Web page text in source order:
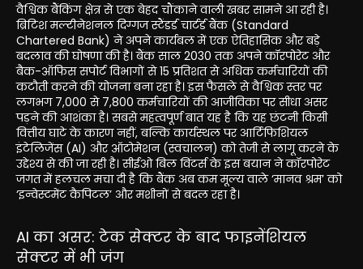
वैश्विक बैंकिंग क्षेत्र से एक बेहद चौंकाने वाली खबर सामने आ रही है।
ब्रिटिश मल्टीनेशनल दिग्गज स्टैंडर्ड चार्टर्ड बैंक (Standard
Chartered Bank) ने अपने कार्यबल में एक ऐतिहासिक और बड़े
बदलाव की घोषणा की है। बैंक साल 2030 तक अपने कॉरपोरेट और
बैक-ऑफिस सपोर्ट विभागों से 15 प्रतिशत से अधिक कर्मचारियों की
कटौती करने की योजना बना रहा है। इस फैसले से वैश्विक स्तर पर
लगभग 7,000 से 7,800 कर्मचारियों की आजीविका पर सीधा असर
पड़ने की आशंका है। सबसे महत्वपूर्ण बात यह है कि यह छंटनी किसी
वित्तीय घाटे के कारण नहीं, बल्कि कार्यस्थल पर आर्टिफिशियल
इंटेलिजेंस (AI) और ऑटोमेशन (स्वचालन) को तेजी से लागू करने के
उद्देश्य से की जा रही है। सीईओ बिल विंटर्स के इस बयान ने कॉरपोरेट
जगत में हलचल मचा दी है कि बैंक अब कम मूल्य वाले ‘मानव श्रम’ को
‘इन्वेस्टमेंट कैपिटल’ और मशीनों से बदल रहा है।
AI का असर: टेक सेक्टर के बाद फाइनेंशियल
सेक्टर में भी जंग